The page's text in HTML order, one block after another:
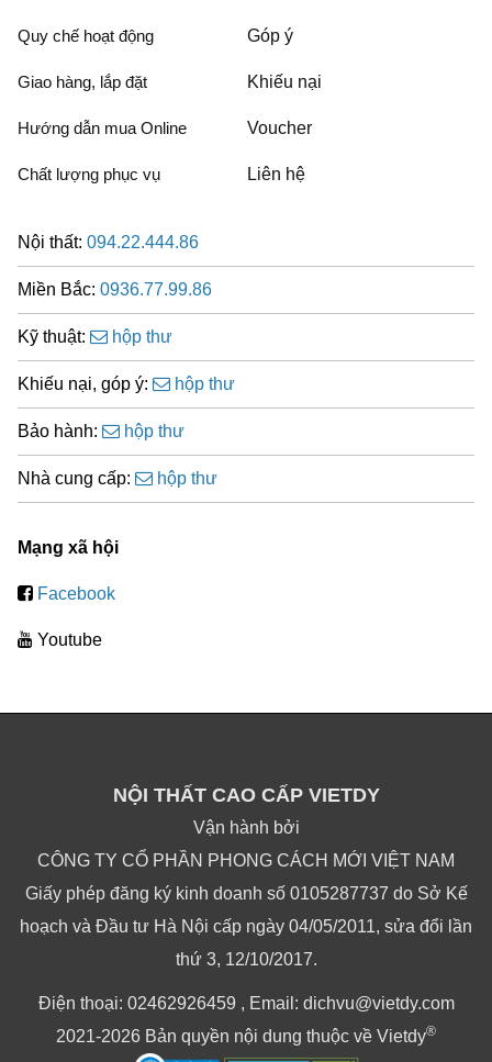
Quy chế hoạt động
Giao hàng, lắp đặt
Hướng dẫn mua Online
Chất lượng phục vụ
Góp ý
Khiếu nại
Voucher
Liên hệ
Nội thất: 094.22.444.86
Miền Bắc: 0936.77.99.86
Kỹ thuật: hộp thư
Khiếu nại, góp ý: hộp thư
Bảo hành: hộp thư
Nhà cung cấp: hộp thư
Mạng xã hội
Facebook
Youtube
NỘI THẤT CAO CẤP VIETDY
Vận hành bởi
CÔNG TY CỔ PHẦN PHONG CÁCH MỚI VIỆT NAM
Giấy phép đăng ký kinh doanh số 0105287737 do Sở Kế
hoạch và Đầu tư Hà Nội cấp ngày 04/05/2011, sửa đổi lần
thứ 3, 12/10/2017.
Điện thoại: 02462926459 , Email: dichvu@vietdy.com
2021-2026 Bản quyền nội dung thuộc về Vietdy®